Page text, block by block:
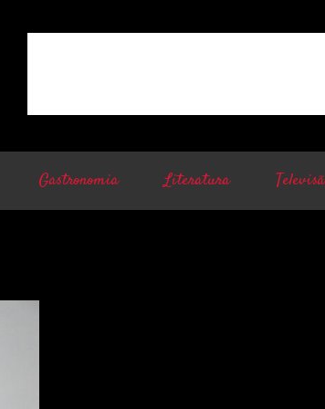
Gastronomia Literatura